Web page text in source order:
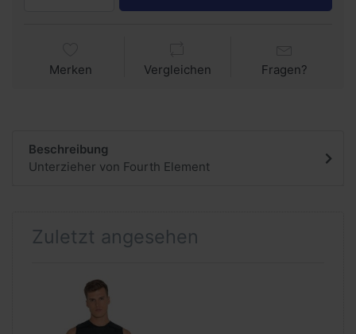
Merken Vergleichen Fragen?
Beschreibung
Unterzieher von Fourth Element
Zuletzt angesehen